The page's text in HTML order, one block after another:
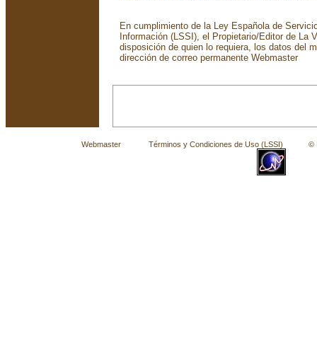
En cumplimiento de la Ley Española de
Información (LSSI), el Propietario/Editor de La
disposición de quien lo requiera, los datos del
dirección de correo permanente Webmaster
Webmaster Términos y Condiciones de Uso (LSSI) © La